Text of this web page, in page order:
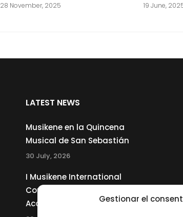
Gestionar el
28 November, 2025 19 June,
LATEST NEWS
Musikene en la Quincena
Musical de San Sebastián
30 July, 2026
I Musikene International
Competition for Young
Accordionists